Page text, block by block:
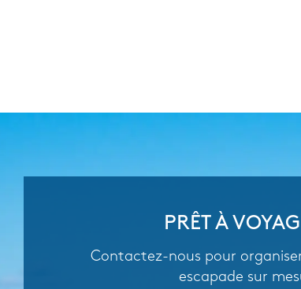
PRÊT À
Contactez-nous pour
escapade sur